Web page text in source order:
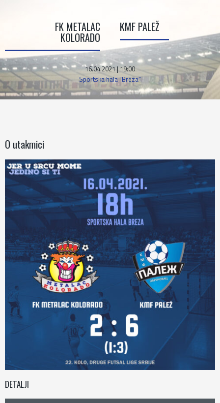
FK METALAC
KOLORADO
KMF PALEŽ
16.04.2021 | 19:00
Sportska hala "Breza"
O utakmici
DETALJI